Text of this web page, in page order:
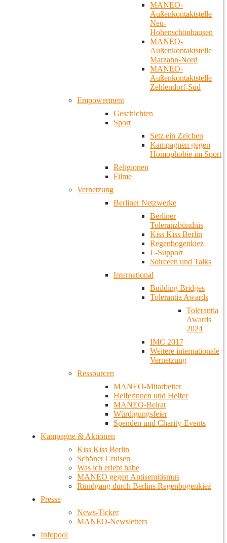
MANEO-
Außenkontaktstelle
Neu-
Hohenschönhausen
MANEO-
Außenkontaktstelle
Marzahn-Nord
MANEO-
Außenkontaktstelle
Zehlendorf-Süd
Empowerment
Geschichten
Sport
Setz ein Zeichen
Kampagnen gegen
Homophobie im Sport
Religionen
Filme
Vernetzung
Berliner Netzwerke
Berliner
Toleranzbündnis
Kiss Kiss Berlin
Regenbogenkiez
L-Support
Soireeen und Talks
International
Building Bridges
Tolerantia Awards
Tolerantia
Awards
2024
IMC 2017
Weitere internationale
Vernetzung
Ressourcen
MANEO-Mitarbeiter
Helferinnen und Helfer
MANEO-Beirat
Würdigungsfeier
Spenden und Charity-Events
Kampagne & Aktionen
Kiss Kiss Berlin
Schöner Cruisen
Was ich erlebt habe
MANEO gegen Antisemitismus
Rundgang durch Berlins Regenbogenkiez
Presse
News-Ticker
MANEO-Newsletters
Infopool